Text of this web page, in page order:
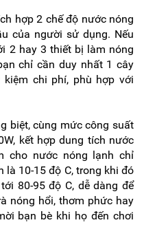
hợp 2 chế độ nước nóng
của người sử dụng. Nếu
2 hay 3 thiết bị làm nóng
chỉ cần duy nhất 1 cây
kiệm chi phí, phù hợp với
biệt, cùng mức công suất
kết hợp dung tích nước
cho nước nóng lạnh chỉ
10-15 độ C, trong khi đó
80-95 độ C, dễ dàng để
nóng hổi, thơm phức hay
bạn bè khi họ đến chơi